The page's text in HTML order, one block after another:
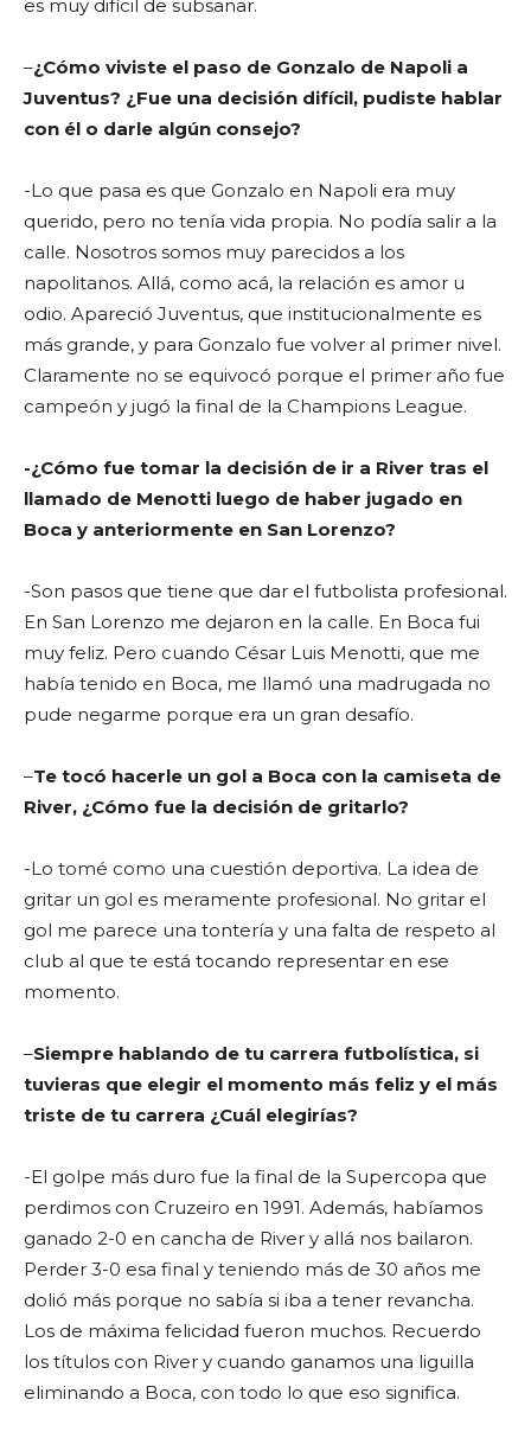
es muy difícil de subsanar.
–¿Cómo viviste el paso de Gonzalo de Napoli a
Juventus? ¿Fue una decisión difícil, pudiste hablar
con él o darle algún consejo?
-Lo que pasa es que Gonzalo en Napoli era muy
querido, pero no tenía vida propia. No podía salir a la
calle. Nosotros somos muy parecidos a los
napolitanos. Allá, como acá, la relación es amor u
odio. Apareció Juventus, que institucionalmente es
más grande, y para Gonzalo fue volver al primer nivel.
Claramente no se equivocó porque el primer año fue
campeón y jugó la final de la Champions League.
-¿Cómo fue tomar la decisión de ir a River tras el
llamado de Menotti luego de haber jugado en
Boca y anteriormente en San Lorenzo?
-Son pasos que tiene que dar el futbolista profesional.
En San Lorenzo me dejaron en la calle. En Boca fui
muy feliz. Pero cuando César Luis Menotti, que me
había tenido en Boca, me llamó una madrugada no
pude negarme porque era un gran desafío.
–Te tocó hacerle un gol a Boca con la camiseta de
River, ¿Cómo fue la decisión de gritarlo?
-Lo tomé como una cuestión deportiva. La idea de
gritar un gol es meramente profesional. No gritar el
gol me parece una tontería y una falta de respeto al
club al que te está tocando representar en ese
momento.
–Siempre hablando de tu carrera futbolística, si
tuvieras que elegir el momento más feliz y el más
triste de tu carrera ¿Cuál elegirías?
-El golpe más duro fue la final de la Supercopa que
perdimos con Cruzeiro en 1991. Además, habíamos
ganado 2-0 en cancha de River y allá nos bailaron.
Perder 3-0 esa final y teniendo más de 30 años me
dolió más porque no sabía si iba a tener revancha.
Los de máxima felicidad fueron muchos. Recuerdo
los títulos con River y cuando ganamos una liguilla
eliminando a Boca, con todo lo que eso significa.